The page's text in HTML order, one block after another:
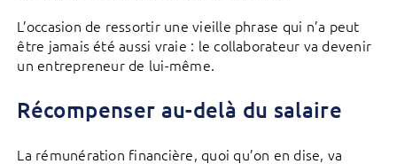
L’occasion de ressortir une vieille phrase qui n’a peut
être jamais été aussi vraie : le collaborateur va devenir
un entrepreneur de lui-même.
Récompenser au-delà du salaire
La rémunération financière, quoi qu’on en dise, va